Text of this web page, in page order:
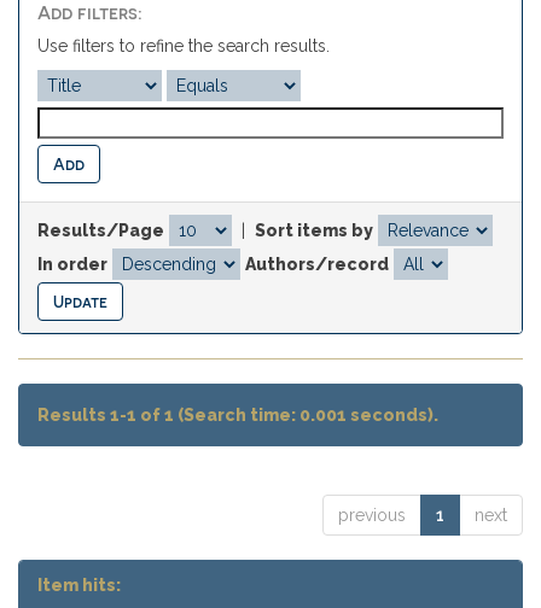
Add filters:
Use filters to refine the search results.
Results/Page
Sort items by
In order
Authors/record
Results 1-1 of 1 (Search time: 0.001 seconds).
previous 1 next
Item hits: